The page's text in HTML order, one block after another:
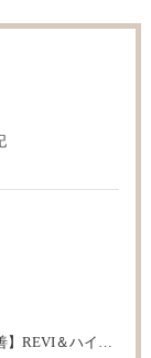
【心斎橋 エステ 肌質改善】REVI＆ハイドロフェイシャルBeforeAfter